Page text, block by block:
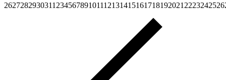
2627282930311 23456789101112131415161718192021 2223242526